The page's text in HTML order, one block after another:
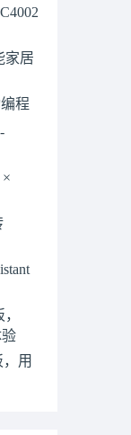
家居
程
验
用